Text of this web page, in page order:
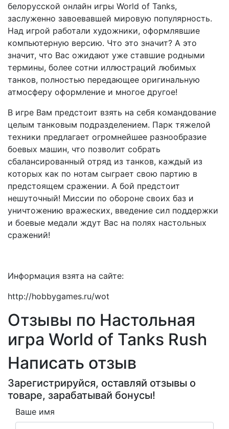
белорусской онлайн игры World of Tanks,
заслуженно завоевавшей мировую популярность.
Над игрой работали художники, оформлявшие
компьютерную версию. Что это значит? А это
значит, что Вас ожидают уже ставшие родными
термины, более сотни иллюстраций любимых
танков, полностью передающее оригинальную
атмосферу оформление и многое другое!
В игре Вам предстоит взять на себя командование
целым танковым подразделением. Парк тяжелой
техники предлагает огромнейшее разнообразие
боевых машин, что позволит собрать
сбалансированный отряд из танков, каждый из
которых как по нотам сыграет свою партию в
предстоящем сражении. А бой предстоит
нешуточный! Миссии по обороне своих баз и
уничтожению вражеских, введение сил поддержки
и боевые медали ждут Вас на полях настольных
сражений!
Информация взята на сайте:
http://hobbygames.ru/wot
Отзывы по Настольная
игра World of Tanks Rush
Написать отзыв
Зарегистрируйся, оставляй отзывы о
товаре, зарабатывай бонусы!
Ваше имя